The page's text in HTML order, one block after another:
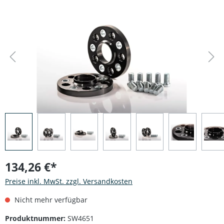
134,26 €*
Preise inkl. MwSt. zzgl. Versandkosten
Nicht mehr verfügbar
Produktnummer: SW4651